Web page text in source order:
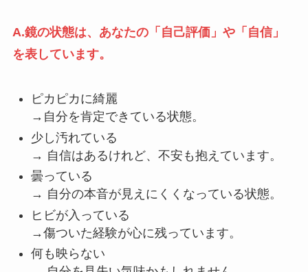
A.鏡の状態は、あなたの「自己評価」や「自信」
を表しています。
ピカピカに綺麗
→自分を肯定できている状態。
少し汚れている
→ 自信はあるけれど、不安も抱えています。
曇っている
→ 自分の本音が見えにくくなっている状態。
ヒビが入っている
→傷ついた経験が心に残っています。
何も映らない